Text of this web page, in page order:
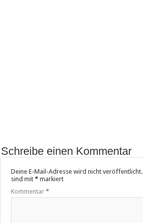
Schreibe einen Kommentar
Deine E-Mail-Adresse wird nicht veröffentlicht.
sind mit* markiert
Kommentar*